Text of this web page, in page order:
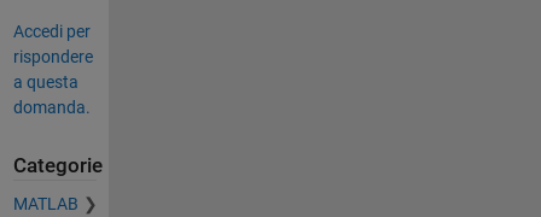
Accedi per
rispondere
a questa
domanda.
Categorie
MATLAB